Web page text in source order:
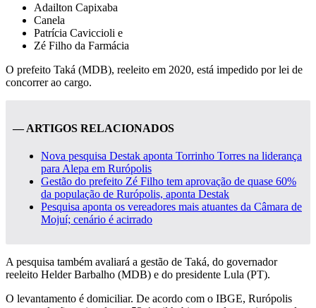
Adailton Capixaba
Canela
Patrícia Caviccioli e
Zé Filho da Farmácia
O prefeito Taká (MDB), reeleito em 2020, está impedido por lei de
concorrer ao cargo.
— ARTIGOS RELACIONADOS
Nova pesquisa Destak aponta Torrinho Torres na liderança
para Alepa em Rurópolis
Gestão do prefeito Zé Filho tem aprovação de quase 60%
da população de Rurópolis, aponta Destak
Pesquisa aponta os vereadores mais atuantes da Câmara de
Mojuí; cenário é acirrado
A pesquisa também avaliará a gestão de Taká, do governador
reeleito Helder Barbalho (MDB) e do presidente Lula (PT).
O levantamento é domiciliar. De acordo com o IBGE, Rurópolis